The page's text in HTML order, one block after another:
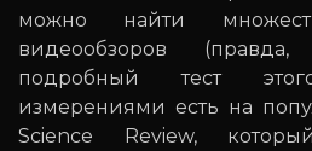
можно найти
видеообзоров
подробный тест
измерениями есть на
Science Review,